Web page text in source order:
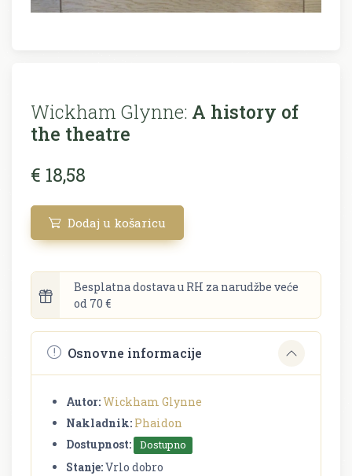
Wickham Glynne: A history of
the theatre
€ 18,58
Dodaj u košaricu
Besplatna dostava u RH za narudžbe veće
od 70 €
Osnovne informacije
Autor:Wickham Glynne
Nakladnik: Phaidon
Dostupnost:
Dostupno
Stanje:Vrlo dobro